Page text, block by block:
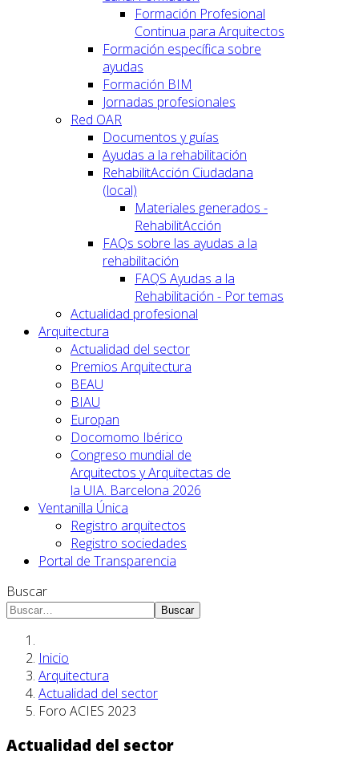
Formación Profesional
Continua para Arquitectos
Formación específica sobre
ayudas
Formación BIM
Jornadas profesionales
Red OAR
Documentos y guías
Ayudas a la rehabilitación
RehabilitAcción Ciudadana
(local)
Materiales generados -
RehabilitAcción
FAQs sobre las ayudas a la
rehabilitación
FAQS Ayudas a la
Rehabilitación - Por temas
Actualidad profesional
Arquitectura
Actualidad del sector
Premios Arquitectura
BEAU
BIAU
Europan
Docomomo Ibérico
Congreso mundial de
Arquitectos y Arquitectas de
la UIA. Barcelona 2026
Ventanilla Única
Registro arquitectos
Registro sociedades
Portal de Transparencia
Buscar
Buscar
Inicio
Arquitectura
Actualidad del sector
Foro ACIES 2023
Actualidad del sector